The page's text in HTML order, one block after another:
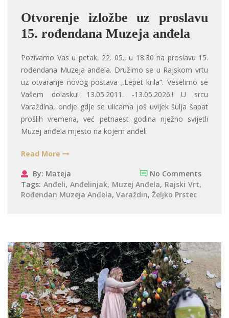
Otvorenje izložbe uz proslavu
15. rođendana Muzeja anđela
Pozivamo Vas u petak, 22. 05., u 18:30 na proslavu 15.
rođendana Muzeja anđela. Družimo se u Rajskom vrtu
uz otvaranje novog postava „Lepet krila“. Veselimo se
Vašem dolasku! 13.05.2011. -13.05.2026.! U srcu
Varaždina, ondje gdje se ulicama još uvijek šulja šapat
prošlih vremena, već petnaest godina nježno svijetli
Muzej anđela mjesto na kojem anđeli
Read More
By: Mateja
No Comments
Tags: Anđeli, Anđelinjak, Muzej Anđela, Rajski Vrt,
Rođendan Muzeja Anđela, Varaždin, Željko Prstec